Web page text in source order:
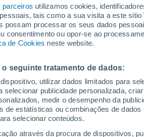
parceiros utilizamos cookies,
tais como a sua visita a este
possam processar os seus dados
consentimento ou opor-se ao
de Cookies neste website.
seguinte tratamento de dados:
utilizar dados limitados para
selecionar publicidade personalizada,
medir o desempenho da
de estatísticas ou combinações de
selecionar conteúdos.
através da procura de dispositivos,
33°
32°
25°
33°
25°
Kerala
32°
24°
Jasdan